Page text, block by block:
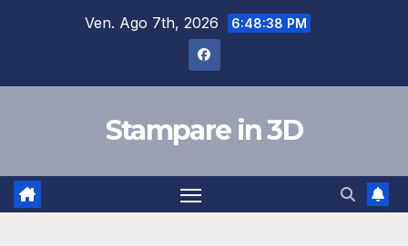
Ven. Ago 7th, 2026 6:48:39 PM
Stampare in 3D